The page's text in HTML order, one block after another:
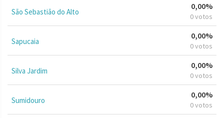
São Sebastião do Alto
0,00%
0 votos
Sapucaia
0,00%
0 votos
Silva Jardim
0,00%
0 votos
Sumidouro
0,00%
0 votos